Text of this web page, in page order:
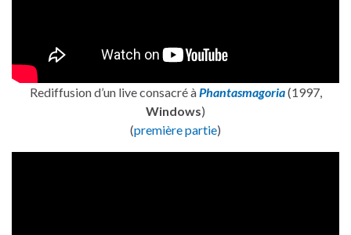
Rediffusion d’un live consacré àPhantasmagoria(1997,
Windows)
(première partie)